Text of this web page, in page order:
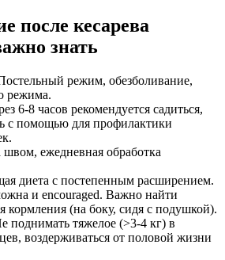
после кесарева
знать
режим, обезболивание,
режима.
6-8 часов рекомендуется садиться,
с помощью для профилактики
швом, ежедневная обработка
диета с постепенным расширением.
и encouraged. Важно найти
кормления (на боку, сидя с подушкой).
поднимать тяжелое (>3-4 кг) в
воздерживаться от половой жизни